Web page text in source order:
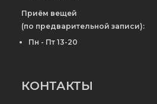
Приём вещей
(по предварительной записи):
Пн - Пт 13-20
КОНТАКТЫ